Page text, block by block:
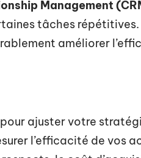
Management
tâches répétitives.
améliorer
ajuster votre
l’efficacité de vos